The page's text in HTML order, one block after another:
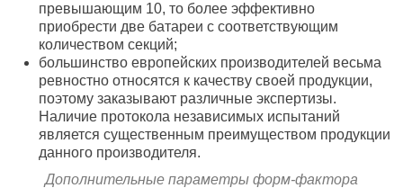
превышающим 10, то более эффективно
приобрести две батареи с соответствующим
количеством секций;
большинство европейских производителей весьма
ревностно относятся к качеству своей продукции,
поэтому заказывают различные экспертизы.
Наличие протокола независимых испытаний
является существенным преимуществом продукции
данного производителя.
Дополнительные параметры форм-фактора